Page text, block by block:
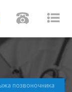
позвоночника